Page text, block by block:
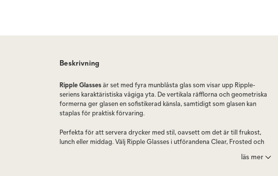
Beskrivning
Ripple Glassesär set med fyra munblåsta glas som visar upp Ripple-
seriens karaktäristiska vågiga yta. De vertikala räfflorna och geometriska
formerna ger glasen en sofistikerad känsla, samtidigt som glasen kan
staplas för praktisk förvaring.
Perfekta för att servera drycker med stil, oavsett om det är till frukost,
lunch eller middag. Välj Ripple Glasses i utförandena Clear, Frosted och
läs mer